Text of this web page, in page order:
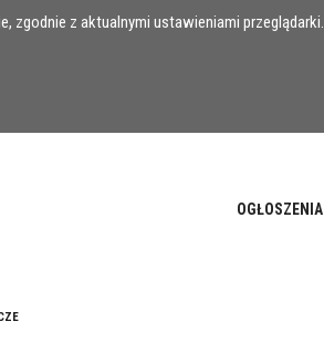
zgodnie z aktualnymi ustawieniami przeglądarki.
OGŁOSZENIA